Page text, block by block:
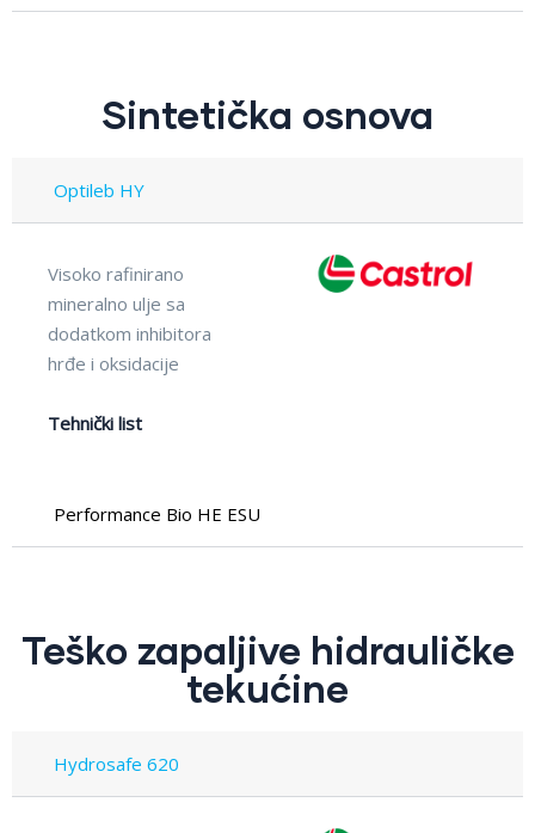
Sintetička osnova
Optileb HY
Performance Bio HE ESU
Visoko rafinirano
mineralno ulje sa
dodatkom inhibitora
hrđe i oksidacije
Tehnički list
Teško zapaljive hidrauličke
tekućine
Hydrosafe 620